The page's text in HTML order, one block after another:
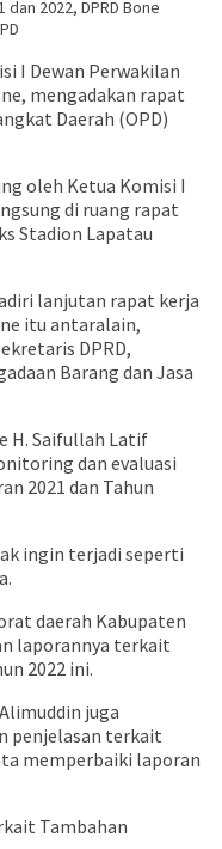
I Dewan Perwakilan
mengadakan rapat
Daerah (OPD)
oleh Ketua Komisi I
di ruang rapat
Stadion Lapatau
lanjutan rapat kerja
itu antaralain,
DPRD,
Barang dan Jasa
H. Saifullah Latif
dan evaluasi
2021 dan Tahun
ingin terjadi seperti
daerah Kabupaten
laporannya terkait
2022 ini.
juga
penjelasan terkait
memperbaiki laporan
Tambahan